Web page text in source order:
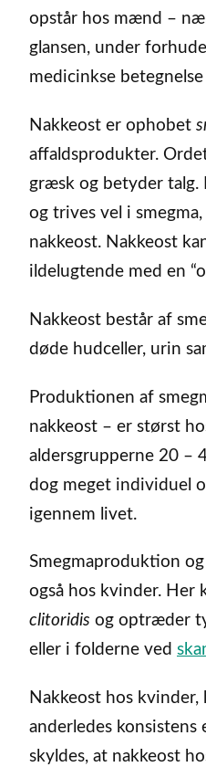
opstår hos mænd –
glansen, under
medicinkse
Nakkeost er ophobet
affaldsprodukter.
græsk og betyder talg.
og trives vel i
nakkeost. Nakkeost
ildelugtende med en
Nakkeost består af
døde hudceller, urin
Produktionen af
nakkeost – er størst
aldersgrupperne 20 –
dog meget individuel
igennem livet.
Smegmaproduktion
også hos kvinder. Her
clitoridis og optræder
eller i folderne ved
Nakkeost hos
anderledes
skyldes, at nakkeost